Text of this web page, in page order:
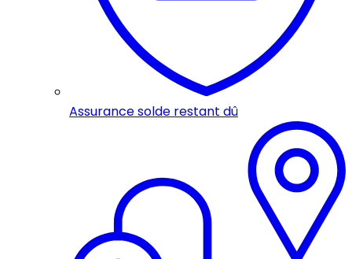
Assurance solde restant dû